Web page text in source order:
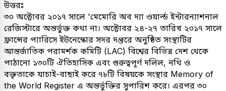
উত্তরঃ
৩০ অক্টোবর ২০১৭ সালে 'মেমোরি অব দ্যা ওয়ার্ল্ড ইন্টারন্যাশনাল
রেজিস্টারে অন্তর্ভুক্ত কথা না। অক্টোবর ২৪-২৭ তারিখ ২০১৭ সালে
ফ্রান্সের প্যারিসে ইউনেস্কোর সদর দপ্তরে অনুষ্ঠিত সংস্থাটির
আন্তর্জাতিক পরামর্শক কমিটি (LAC) বিশ্বের বিভিন্ন দেশ থেকে
পাঠানো ১৩০টি ঐতিহাসিক এবং গুরুত্বপূর্ণ দলিল, নথি ও
বক্তৃতাকে যাচাই-বাছাই করে ৭৮টি বিষয়কে সংস্থার Memory of
the World Register এ অন্তর্ভুক্তির সুপারিশ করে। এরপর ৩০